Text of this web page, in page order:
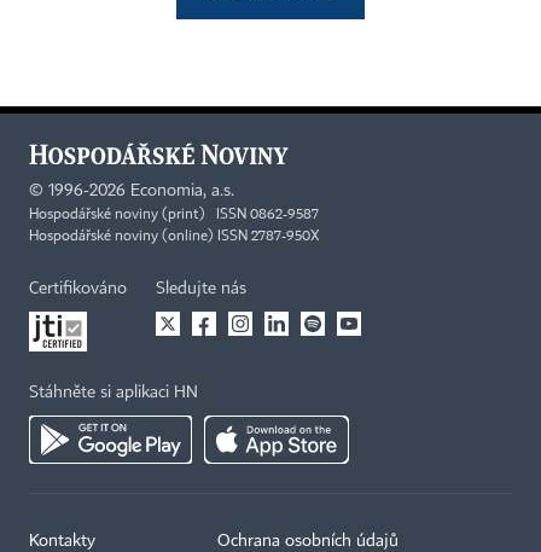
© 1996-2026 Economia, a.s.
Hospodářské noviny (print) ISSN 0862-9587
Hospodářské noviny (online) ISSN 2787-950X
Certifikováno Sledujte nás
Stáhněte si aplikaci HN
Kontakty Ochrana osobních údajů